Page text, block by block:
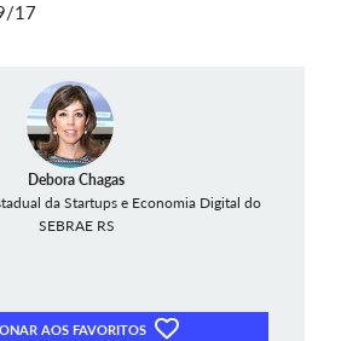
17
Debora Chagas
da Startups e Economia Digital do
SEBRAE RS
AOS FAVORITOS